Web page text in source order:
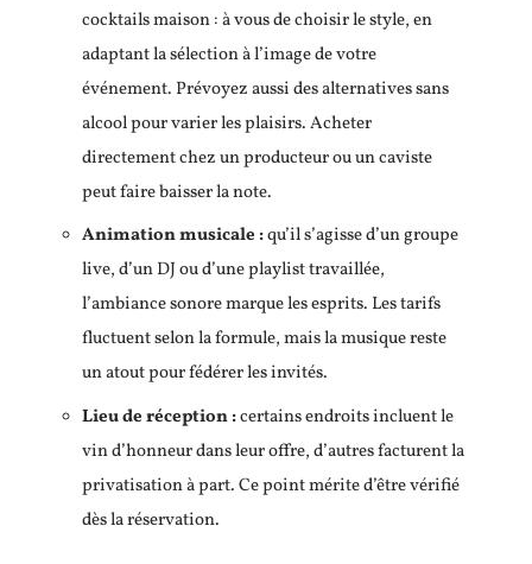
cocktails maison : à vous de choisir le style, en
adaptant la sélection à l’image de votre
événement. Prévoyez aussi des alternatives sans
alcool pour varier les plaisirs. Acheter
directement chez un producteur ou un caviste
peut faire baisser la note.
Animation musicale :qu’il s’agisse d’un groupe
live, d’un DJ ou d’une playlist travaillée,
l’ambiance sonore marque les esprits. Les tarifs
fluctuent selon la formule, mais la musique reste
un atout pour fédérer les invités.
Lieu de réception :certains endroits incluent le
vin d’honneur dans leur offre, d’autres facturent la
privatisation à part. Ce point mérite d’être vérifié
dès la réservation.